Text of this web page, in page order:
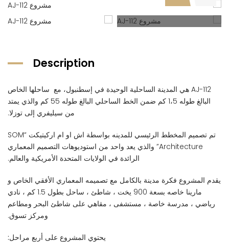
Description
AJ-112 هي المدينة الساحلية الوحيدة في إسطنبول، مع ساحلها الخاص
البالغ طوله 1،5 كم ضمن الخط الساحلي البالغ طوله 55 كم والذي يمتد
من سيليفري إلى توزلا.
تم تصميم المخطط الرئيسي للمدينه بواسطة اش او ام اركيتيكت “SOM
Architecture” والذي يعد واحد من استوديوهات التصميم المعماري
الرائدة في الولايات المتحدة الأمريكية والعالم.
يقدم المشروع فكرة مدينة بالكامل مع تصميمه المعماري الأفقي الخاص و
مارينا خاصه بسعة 900 يخت ، شاطئ ، ساحل بطول 1.5 كم ، نادي
رياضي ، مدرسة خاصة ، مستشفى ، مقاهي على شاطئ البحر ومطاعم
ومركز تسوق.
يحتوي المشروع على أربع مراحل: